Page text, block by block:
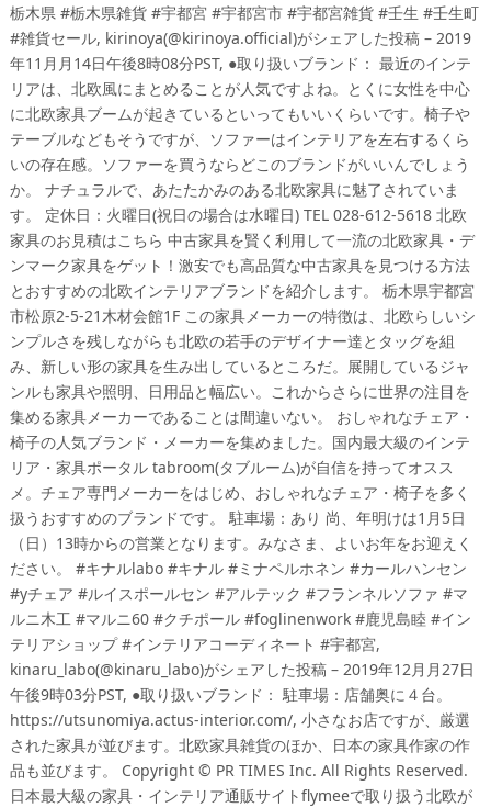
栃木県 #栃木県雑貨 #宇都宮 #宇都宮市 #宇都宮雑貨 #壬生 #壬生町
#雑貨セール, kirinoya(@kirinoya.official)がシェアした投稿 – 2019
年11月月14日午後8時08分PST, ●取り扱いブランド： 最近のインテ
リアは、北欧風にまとめることが人気ですよね。とくに女性を中心
に北欧家具ブームが起きているといってもいいくらいです。椅子や
テーブルなどもそうですが、ソファーはインテリアを左右するくら
いの存在感。ソファーを買うならどこのブランドがいいんでしょう
か。 ナチュラルで、あたたかみのある北欧家具に魅了されていま
す。 定休日：火曜日(祝日の場合は水曜日) TEL 028-612-5618 北欧
家具のお見積はこちら 中古家具を賢く利用して一流の北欧家具・デ
ンマーク家具をゲット！激安でも高品質な中古家具を見つける方法
とおすすめの北欧インテリアブランドを紹介します。 栃木県宇都宮
市松原2-5-21木材会館1F この家具メーカーの特徴は、北欧らしいシ
ンプルさを残しながらも北欧の若手のデザイナー達とタッグを組
み、新しい形の家具を生み出しているところだ。展開しているジャ
ンルも家具や照明、日用品と幅広い。これからさらに世界の注目を
集める家具メーカーであることは間違いない。 おしゃれなチェア・
椅子の人気ブランド・メーカーを集めました。国内最大級のインテ
リア・家具ポータル tabroom(タブルーム)が自信を持ってオスス
メ。チェア専門メーカーをはじめ、おしゃれなチェア・椅子を多く
扱うおすすめのブランドです。 駐車場：あり 尚、年明けは1月5日
（日）13時からの営業となります。みなさま、よいお年をお迎えく
ださい。 #キナルlabo #キナル #ミナペルホネン #カールハンセン
#yチェア #ルイスポールセン #アルテック #フランネルソファ #マ
ルニ木工 #マルニ60 #クチポール #foglinenwork #鹿児島睦 #イン
テリアショップ #インテリアコーディネート #宇都宮,
kinaru_labo(@kinaru_labo)がシェアした投稿 – 2019年12月月27日
午後9時03分PST, ●取り扱いブランド： 駐車場：店舗奥に４台。
https://utsunomiya.actus-interior.com/, 小さなお店ですが、厳選
された家具が並びます。北欧家具雑貨のほか、日本の家具作家の作
品も並びます。 Copyright © PR TIMES Inc. All Rights Reserved.
日本最大級の家具・インテリア通販サイトflymeeで取り扱う北欧が